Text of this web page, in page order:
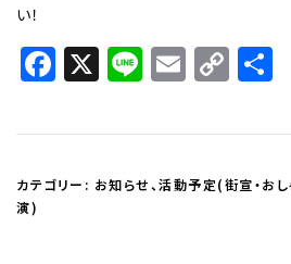
い！
Facebook
X LineEmail
カテゴリー: お知らせ、活動予定(街宣・おし
演)